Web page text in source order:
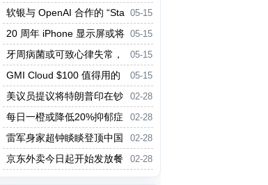
策略
被盗手机几乎无法转售
05-15
软银与 OpenAI 合作的 “Sta
rgate” 投资项目因关税担忧受阻05-15
20 周年 iPhone 显示屏或将
实现完全无边框
05-15
牙周病菌或可致心律失常，
广岛大学研究揭示刷牙护心新路径
05-15
GMI Cloud $100 值得用的
模型
02-28
美议员提议将特朗普印在钞
票上 但法律上并不允许
02-28
每日一橙或降低20%抑郁症
风险，肠道菌群成关键因素
02-28
雷军身家超钟睒睒登顶中国
首富
02-28
京东外卖今日起开始发放餐
补